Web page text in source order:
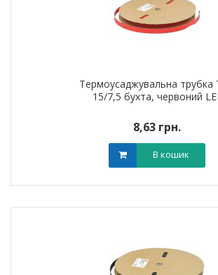
Термоусаджувальна трубка
15/7,5 бухта, червоний
8,63 грн.
В кошик